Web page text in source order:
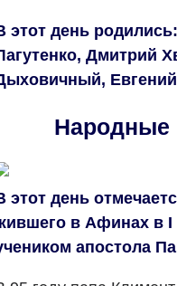
этот день
Дмитрий
Народные
этот день
в Афинах в I
апостола